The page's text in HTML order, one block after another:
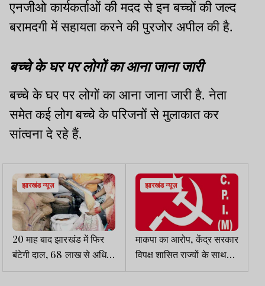
एनजीओ कार्यकर्ताओं की मदद से इन बच्चों की जल्द
बरामदगी में सहायता करने की पुरजोर अपील की है.
बच्चे के घर पर लोगों का आना जाना जारी
बच्चे के घर पर लोगों का आना जाना जारी है. नेता
समेत कई लोग बच्चे के परिजनों से मुलाकात कर
सांत्वना दे रहे हैं.
झारखंड न्यूज़
20 माह बाद झारखंड में फिर
बंटेगी दाल, 68 लाख से अधिक
PDS परिवारों को मिलेगा लाभ
झारखंड न्यूज़
माकपा का आरोप, केंद्र सरकार
विपक्ष शासित राज्यों के साथ
कर रही आर्थिक नाकेबंदी